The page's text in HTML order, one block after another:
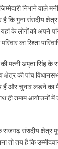
निभाने वाले
है कि गुना संसदीय
के लोगों को अपने
का रिश्ता
पत्नी अमृता सिंह के
की पांच
और चुनाव लड़ने का
ही तमाम आयोजनों में
संसदीय क्षेत्र
तो तय है कि